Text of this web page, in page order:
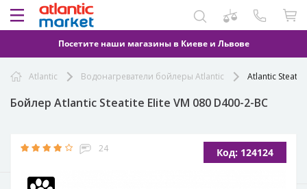
Посетите наши магазины в Киеве и Львове
Atlantic Водонагреватели бойлеры Atlantic Atlantic
Бойлер Atlantic Steatite Elite VM 080 D400-2-BC
24 Код: 124124